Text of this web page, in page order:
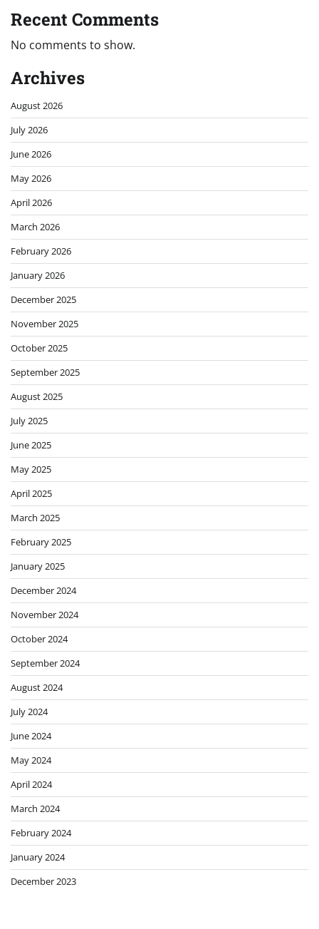
Recent Comments
No comments to show.
Archives
August 2026
July 2026
June 2026
May 2026
April 2026
March 2026
February 2026
January 2026
December 2025
November 2025
October 2025
September 2025
August 2025
July 2025
June 2025
May 2025
April 2025
March 2025
February 2025
January 2025
December 2024
November 2024
October 2024
September 2024
August 2024
July 2024
June 2024
May 2024
April 2024
March 2024
February 2024
January 2024
December 2023